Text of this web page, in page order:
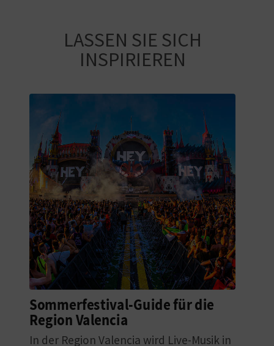
LASSEN SIE SICH
INSPIRIEREN
Sommerfestival-Guide für die
Region Valencia
In der Region Valencia wird Live-Musik in